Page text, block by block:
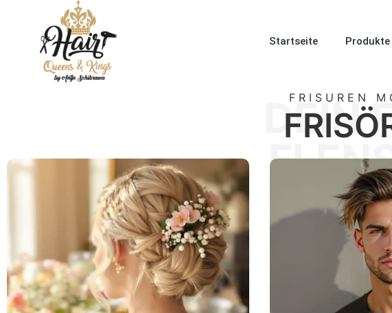
Startseite
DEIN
FRISUREN